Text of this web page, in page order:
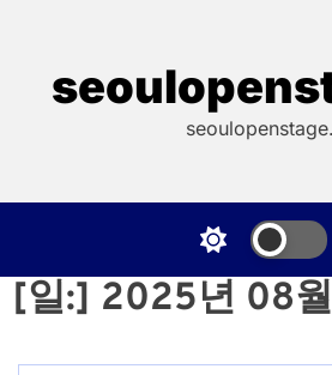
content
[일:] 2025년 08